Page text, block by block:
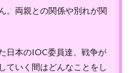
。両親との関係や別れが関
日本のIOC委員達、戦争が
ていく間はどんなことをし